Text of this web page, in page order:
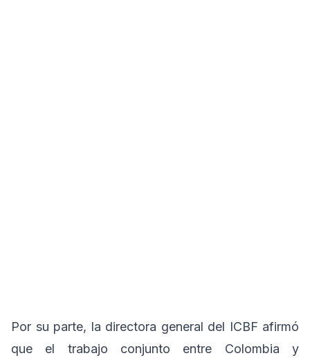
Por su parte, la directora general del ICBF afirmó
que el trabajo conjunto entre Colombia y